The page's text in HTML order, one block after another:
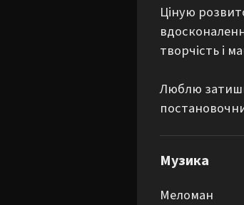
Ціную
творчість і
Люблю
Музика
Меломан